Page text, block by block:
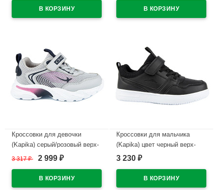
натуральная кожа размерный
ряд 38-42 артикул 74771-3
ряд 33-37 артикул 731152-1
Кроссовки для девочки
(Kapika) серый/розовый верх-
искусственная кожа/текстиль
размерный ряд 31-35 артикул
731148-3
3 317₽ 2 999 ₽
Кроссовки для мальчика
(Kapika) цвет черный верх-
текстиль/искусственная кожа
натуральная кожа размерный
ряд 33-37 артикул 731140-1
3 230 ₽